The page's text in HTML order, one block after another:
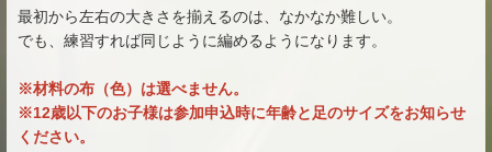
最初から左右の大きさを揃えるのは、なかなか難しい。
でも、練習すれば同じように編めるようになります。
※材料の布（色）は選べません。
※12歳以下のお子様は参加申込時に年齢と足のサイズをお知らせ
ください。